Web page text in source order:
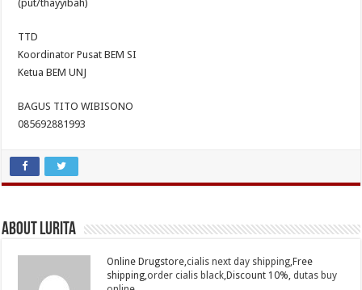
(put/thayyibah)
TTD
Koordinator Pusat BEM SI
Ketua BEM UNJ
BAGUS TITO WIBISONO
085692881993
About Lurita
Online Drugstore,cialis next day shipping,Free
shipping,order cialis black,Discount 10%,dutas buy